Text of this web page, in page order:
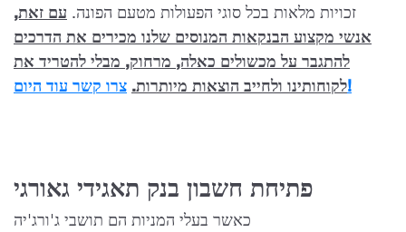
זכויות מלאות בכל סוגי הפעולות מטעם הפונה. עם זאת,
אנשי מקצוע הבנקאות המנוסים שלנו מכירים את הדרכים
להתגבר על מכשולים כאלה, מרחוק, מבלי להטריד את
לקוחותינו ולחייב הוצאות מיותרות.צרו קשר עוד היום!
פתיחת חשבון בנק תאגידי גאורגי
כאשר בעלי המניות הם תושבי ג'ורג'יה